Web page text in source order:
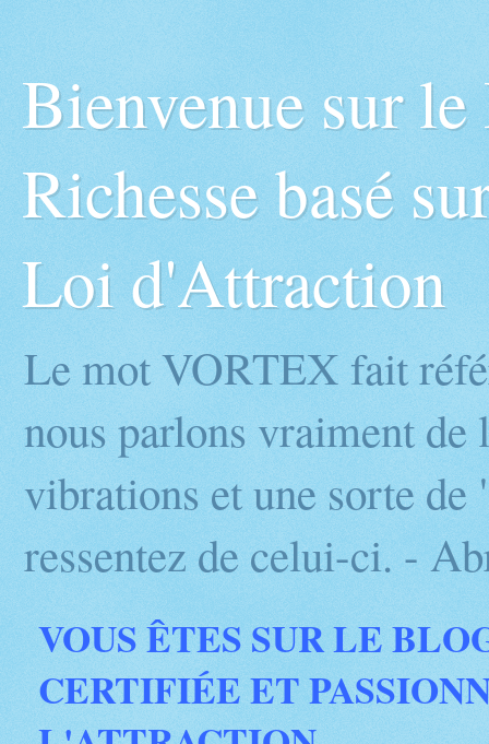
Bienvenue sur
Richesse basé
Loi d'Attraction
Le mot VORTEX fait
nous parlons vraiment
vibrations et une sorte
ressentez de celui-ci. -
VOUS ÊTES SUR LE
CERTIFIÉE ET